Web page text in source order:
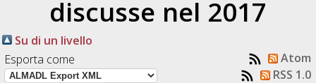
discusse nel 2017
Su di un livello
Esporta come
Atom
RSS 1.0